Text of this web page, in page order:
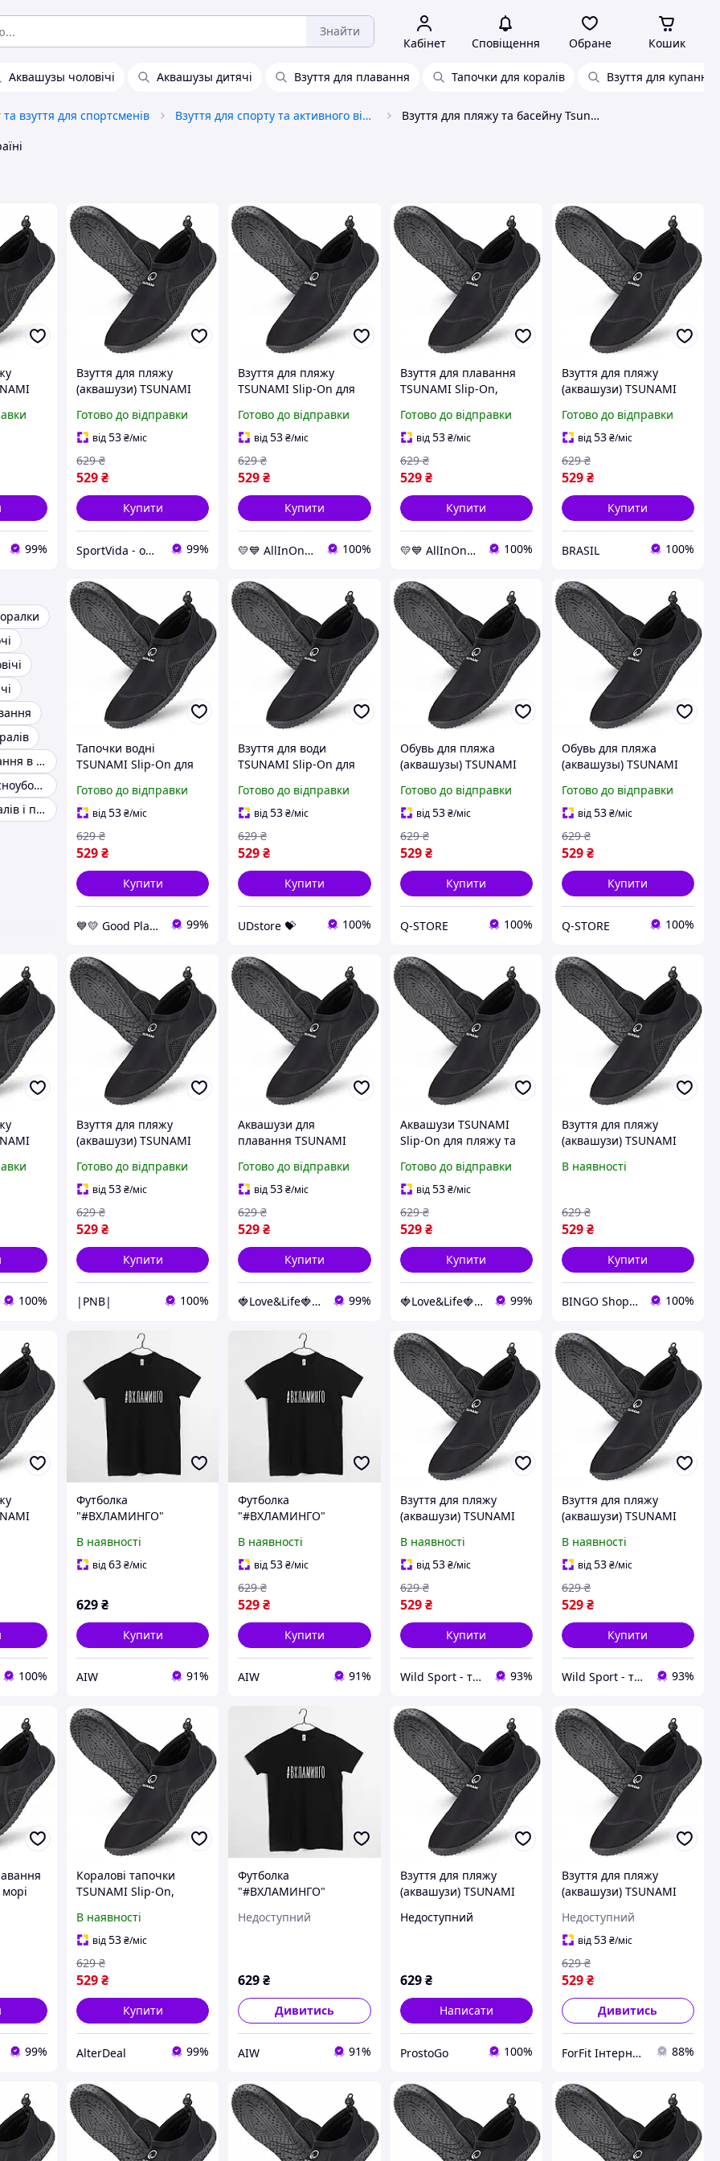
Знайти
Кабінет Сповіщення Обране Кошик
Аквашузы чоловічі Аквашузы дитячі Взуття для плавання Тапочки для коралів Взуття для купання
взуття для спортсменів Взуття для спорту та активного відпочинку
Взуття для пляжу та басейну Tsunami
99%
Взуття для пляжу
(аквашузи) TSUNAMI
та водних видів спорту
Size 32 Black (P-
5905973406215)
Готово до відправки
від53₴/міс
529₴
629 ₴
Купити
SportVida - офіційний інтернет-магазин 99%
Взуття для пляжу
TSUNAMI Slip-On для
розмір 30, Black
AllInOne -market-
without-queues-
Готово до відправки
від53₴/міс
529₴
629 ₴
Купити
💛💙 AllInOne - знаходь все необхідне в одному магазині! 100%
Взуття для плавання
TSUNAMI Slip-On,
видів спорту, чорні,
розмір 32 AllInOne -
market-without-queues-
Готово до відправки
від53 ₴/міс
529 ₴
629 ₴
Купити
💛💙 AllInOne - знаходь все необхідне в одному магазині! 100%
Взуття для пляжу
(аквашузи) TSUNAMI
та водних видів спорту
Size 32 Black (P-
5905973406215)
:BRASIL:
Готово до відправки
від53₴/міс
529₴
629 ₴
Купити
BRASIL 100%
Взуття для купання в морі
Черевики для сноуборду
Взуття для коралів і пляжу
Тапочки водні
TSUNAMI Slip-On для
на воді, чорний колір,
розмір 30 GoodPlace -
worry-free-shopping-
Готово до відправки
від53₴/міс
529₴
629 ₴
Купити
💙💛 Good Place 99%
Взуття для води
TSUNAMI Slip-On для
відпочинку, Black,
розмір 30 UDstore -
store-with-good-prices-
Готово до відправки
від53₴/міс
529₴
629 ₴
Купити
UDstore 💝 100%
Обувь для пляжа
(аквашузы) TSUNAMI
водных видов спорта
Size 30 Black (P-
5905973406192) Q-
STORE
Готово до відправки
від53 ₴/міс
529 ₴
629 ₴
Купити
Q-STORE 100%
Обувь для пляжа
(аквашузы) TSUNAMI
водных видов спорта
Size 32 Black (P-
5905973406215) Q-
STORE
Готово до відправки
від53₴/міс
529₴
629 ₴
Купити
Q-STORE 100%
100%
Взуття для пляжу
(аквашузи) TSUNAMI
та водних видів спорту
Size 32 Black (P-
Готово до відправки
від53₴/міс
529₴
629 ₴
Купити
|PNB| 100%
Аквашузи для
плавання TSUNAMI
30 Love&Life -online-
multimarket-
Готово до відправки
від53₴/міс
529₴
629 ₴
Купити
🍓Love&Life🍓: Світ Здоров'я 💋 99%
Аквашузи TSUNAMI
Slip-On для пляжу та
розмір 32 Love&Life -
online-multimarket-
Готово до відправки
від53 ₴/міс
529 ₴
629 ₴
Купити
🍓Love&Life🍓: Світ Здоров'я 💋 99%
Взуття для пляжу
(аквашузи) TSUNAMI
та водних видів спорту
В наявності
529₴
629 ₴
Купити
BINGO Shop---ви завжди у виграші! 100%
100%
Футболка
"#ВХЛАМИНГО"
російська
В наявності
від63₴/міс
629₴
Купити
AIW 91%
Футболка
"#ВХЛАМИНГО"
російська
В наявності
від53₴/міс
529₴
629 ₴
Купити
AIW 91%
Взуття для пляжу
(аквашузи) TSUNAMI
та водних видів спорту
Size 30 Black (P-
5905973406192)
В наявності
від53 ₴/міс
529 ₴
629 ₴
Купити
Wild Sport - товари для спорту та відпочинку 93%
Взуття для пляжу
(аквашузи) TSUNAMI
та водних видів спорту
Size 32 Black (P-
5905973406215)
В наявності
від53₴/міс
529₴
629 ₴
Купити
Wild Sport - товари для спорту та відпочинку 93%
99%
Коралові тапочки
TSUNAMI Slip-On,
кольору, для басейну та
пляжу, розмір 32
AlterDeal
В наявності
від53₴/міс
529₴
629 ₴
Купити
AlterDeal 99%
Футболка
"#ВХЛАМИНГО"
російська
Недоступний
629₴
Дивитись
AIW 91%
Взуття для пляжу
(аквашузи) TSUNAMI
та водних видів спорту
Недоступний
629 ₴
Написати
ProstoGo 100%
Взуття для пляжу
(аквашузи) TSUNAMI
та водних видів спорту
Size 29 Black (P-
5905973406185)
найкраща ціна з
Недоступний
від53₴/міс
529₴
629 ₴
Дивитись
ForFit Інтернет-магазин спортивних товарів 88%